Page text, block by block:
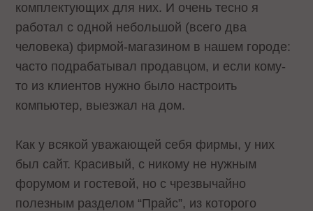
комплектующих для них. И очень тесно я
работал с одной небольшой (всего два
человека) фирмой-магазином в нашем городе:
часто подрабатывал продавцом, и если кому-
то из клиентов нужно было настроить
компьютер, выезжал на дом.
Как у всякой уважающей себя фирмы, у них
был сайт. Красивый, с никому не нужным
форумом и гостевой, но с чрезвычайно
полезным разделом “Прайс”, из которого